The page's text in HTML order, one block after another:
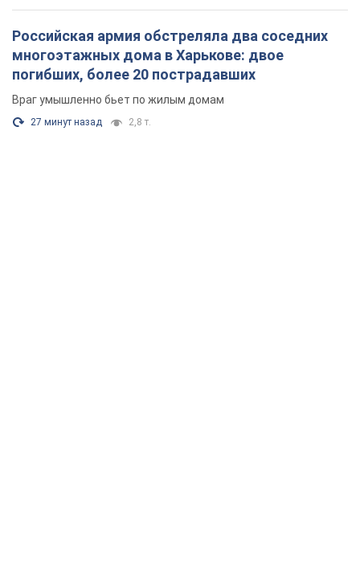
Российская армия обстреляла два соседних
многоэтажных дома в Харькове: двое
погибших, более 20 пострадавших
Враг умышленно бьет по жилым домам
27 минут назад 2,8 т.